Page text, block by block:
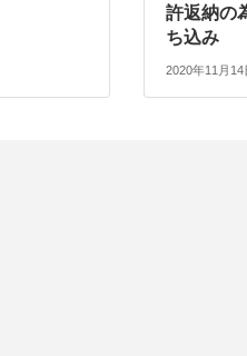
許返納
ち込み
2020年11月14